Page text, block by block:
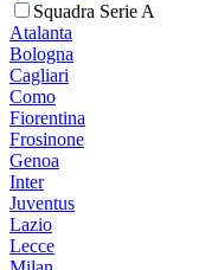
Squadra Serie A
Atalanta
Bologna
Cagliari
Como
Fiorentina
Frosinone
Genoa
Inter
Juventus
Lazio
Lecce